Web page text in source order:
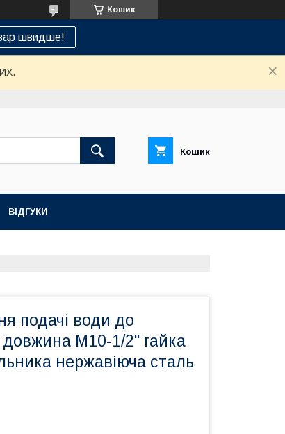
Кошик
швидше!
Кошик
ВІДГУКИ
подачі води до
М10-1/2" гайка
нержавіюча сталь